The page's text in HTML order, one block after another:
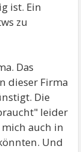
ist. Ein
zu
Das
dieser Firma
Die
leider
auch in
Und